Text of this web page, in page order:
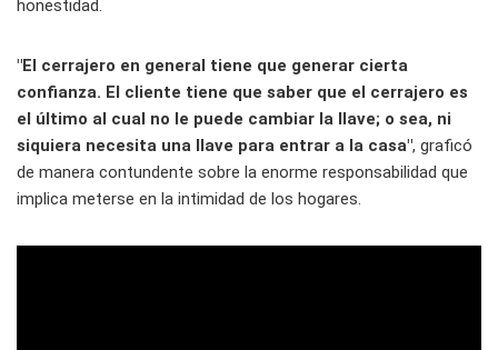
honestidad.
"El cerrajero en general tiene que generar cierta
confianza. El cliente tiene que saber que el cerrajero es
el último al cual no le puede cambiar la llave; o sea, ni
siquiera necesita una llave para entrar a la casa", graficó
de manera contundente sobre la enorme responsabilidad que
implica meterse en la intimidad de los hogares.